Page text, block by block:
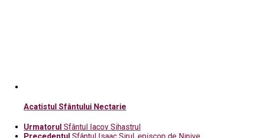
Acatistul Sfântului Nectarie
Urmatorul Sfântul Iacov Sihastrul